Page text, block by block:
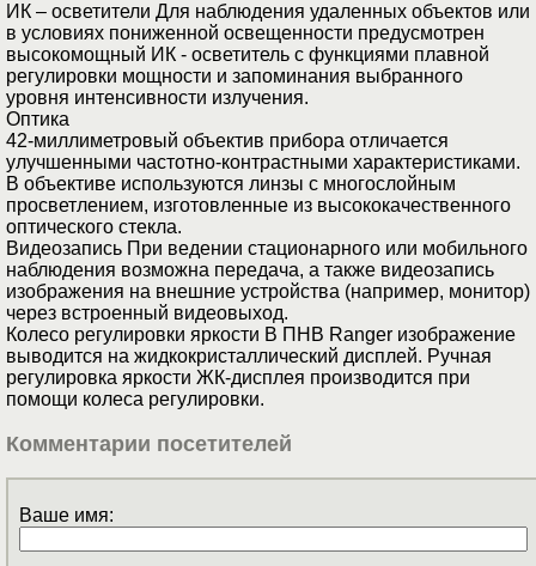
ИК – осветители Для наблюдения удаленных объектов или
в условиях пониженной освещенности предусмотрен
высокомощный ИК - осветитель с функциями плавной
регулировки мощности и запоминания выбранного
уровня интенсивности излучения.
Оптика
42-миллиметровый объектив прибора отличается
улучшенными частотно-контрастными характеристиками.
В объективе используются линзы с многослойным
просветлением, изготовленные из высококачественного
оптического стекла.
Видеозапись При ведении стационарного или мобильного
наблюдения возможна передача, а также видеозапись
изображения на внешние устройства (например, монитор)
через встроенный видеовыход.
Колесо регулировки яркости В ПНВ Ranger изображение
выводится на жидкокристаллический дисплей. Ручная
регулировка яркости ЖК-дисплея производится при
помощи колеса регулировки.
Комментарии посетителей
Ваше имя: